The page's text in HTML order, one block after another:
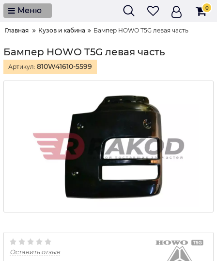
Меню 0
Главная Кузов и кабина Бампер HOWO T5G левая часть
Бампер HOWO T5G левая часть
Артикул: 810W41610-5599
Оставить отзыв